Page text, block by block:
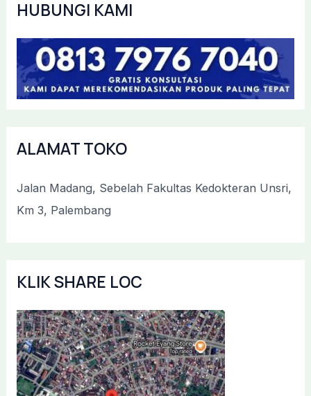
HUBUNGI KAMI
ALAMAT TOKO
Jalan Madang, Sebelah Fakultas Kedokteran Unsri,
Km 3, Palembang
KLIK SHARE LOC